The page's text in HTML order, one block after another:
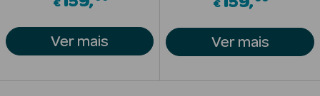
Protetores
Solares
€
Ver mais
€
Ver mais